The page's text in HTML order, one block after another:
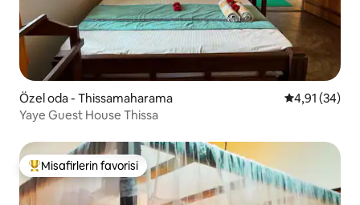
Özel oda - Thissamaharama 5 üzerinden
4,91 (34)
Yaye Guest House Thissa
Misafirlerin favorilerinden en beğenilenler arasında
Misafirlerin favorisi